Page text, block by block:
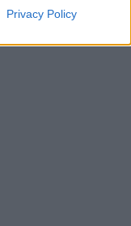
Privacy Policy